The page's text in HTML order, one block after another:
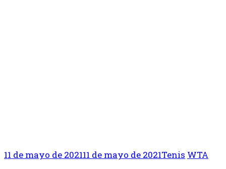
11 de mayo de 202111 de mayo de 2021Tenis WTA